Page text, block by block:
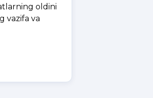
oldini
vazifa va